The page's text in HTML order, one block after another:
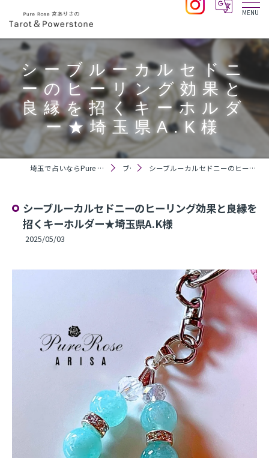
シーブルーカルセドニ
ーのヒーリング効果と
良縁を招くキーホルダ
ー★埼玉県A.K様
埼玉で占いならPure Rose 宮ありさのTarot＆Powerstone ブログ シーブルーカルセドニーのヒーリング効果と良縁を招くキーホルダー★埼玉県A.K様
シーブルーカルセドニーのヒーリング効果と良縁を
招くキーホルダー★埼玉県A.K様
2025/05/03